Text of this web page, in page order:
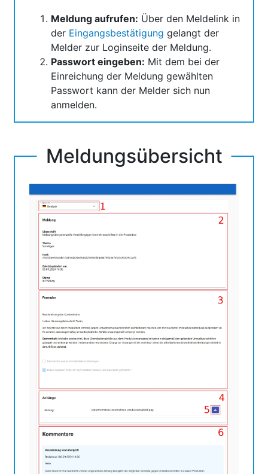
Meldung aufrufen: Über den Meldelink in
der Eingangsbestätigung gelangt der
Melder zur Loginseite der Meldung.
Passwort eingeben: Mit dem bei der
Einreichung der Meldung gewählten
Passwort kann der Melder sich nun
anmelden.
Meldungsübersicht